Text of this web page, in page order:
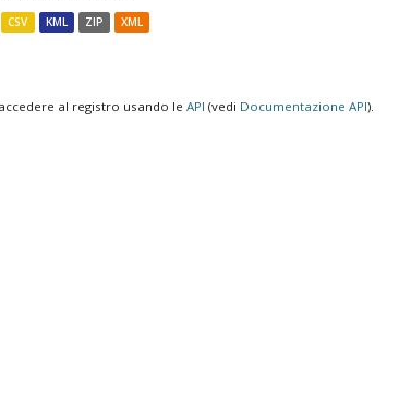
CSV KML ZIP XML
al registro usando le API (vedi Documentazione API).